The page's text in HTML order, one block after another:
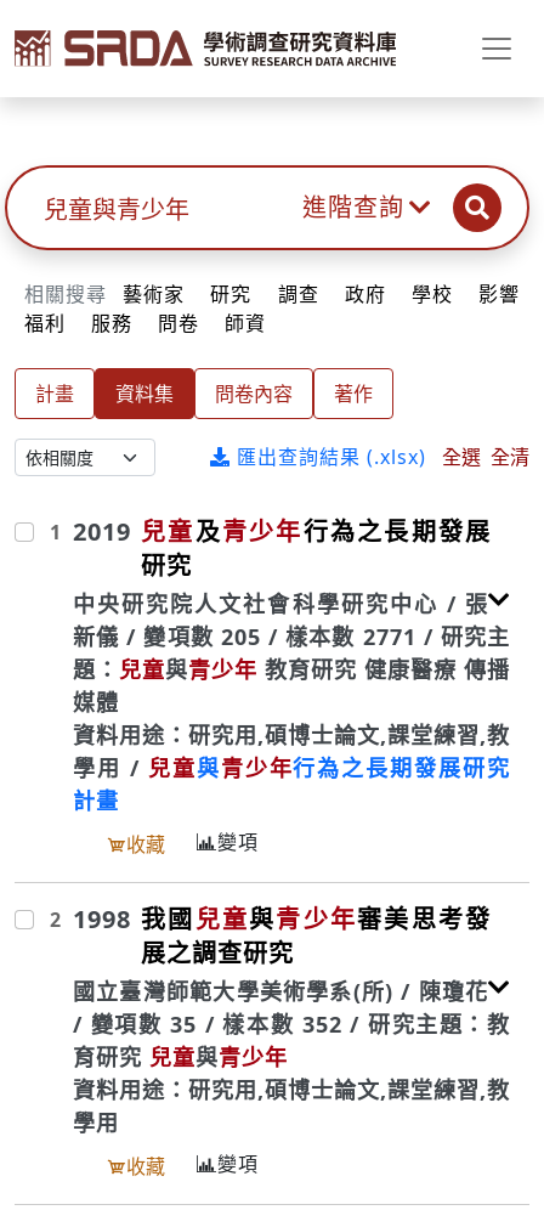
SRDA
整
合
查
詢
查
詢
進階查詢
相關搜尋 藝術家 研究 調查 政府 學校
影響
福利
服務 問卷 師資
計畫 資料集 問卷內容 著作
匯出查詢結果 (.xlsx) 全選 全清
1 2019 兒童及青少年行為之長期發展
研究
中央研究院人文社會科學研究中心 / 張
新儀 / 變項數 205 / 樣本數 2771 / 研究主
題： 兒童與青少年 教育研究 健康醫療 傳播
媒體
資料用途：研究用,碩博士論文,課堂練習,教
學用 / 兒童與青少年行為之長期發展研究
計畫
收藏 變項
2 1998 我國 兒童與青少年審美思考發
展之調查研究
國立臺灣師範大學美術學系(所) / 陳瓊花
/ 變項數 35 / 樣本數 352 / 研究主題：教
育研究 兒童與青少年
資料用途：研究用,碩博士論文,課堂練習,教
學用
收藏 變項
No
search
results.